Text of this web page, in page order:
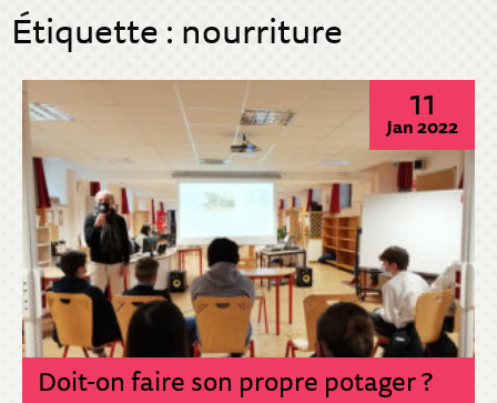
Étiquette : nourriture
11
Jan 2022
Doit-on faire son propre potager ?